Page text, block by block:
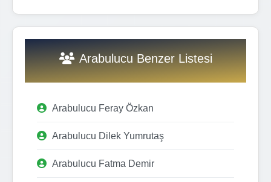
Arabulucu Benzer Listesi
Arabulucu Feray Özkan
Arabulucu Dilek Yumrutaş
Arabulucu Fatma Demir